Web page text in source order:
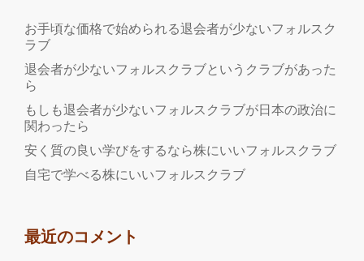
所
不
産
資
を
お手頃な価格で始められる退会者が少ないフォルスク
ラブ
退会者が少ないフォルスクラブというクラブがあった
ら
もしも退会者が少ないフォルスクラブが日本の政治に
関わったら
安く質の良い学びをするなら株にいいフォルスクラブ
自宅で学べる株にいいフォルスクラブ
最近のコメント